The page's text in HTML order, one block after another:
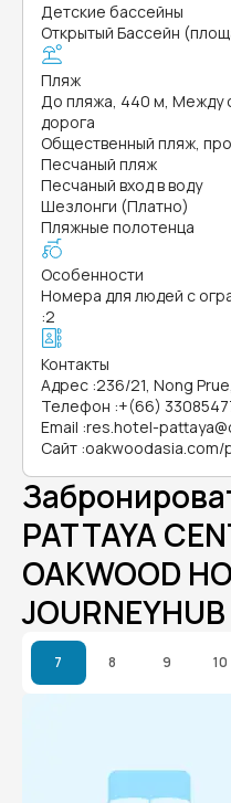
Детские бассейны
Открытый Бассейн
Пляж
До пляжа, 440 м, Между
дорога
Общественный пляж,
Песчаный пляж
Песчаный вход в воду
Шезлонги (Платно)
Пляжные полотенца
Особенности
Номера для людей с
:2
Контакты
Адрес :236/21, Nong
Телефон :+(66)
Email :res.hotel-
Сайт :oakwoodasia.com/
PATTAYA
OAKWOOD
7 8 9 10